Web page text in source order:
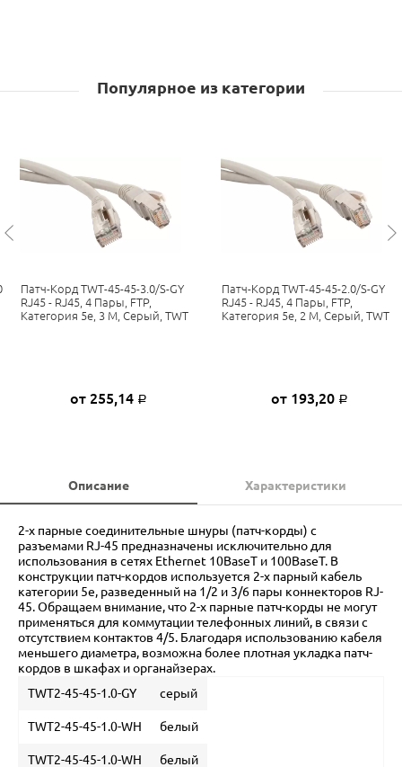
Популярное из категории
Патч-Корд TWT-45-45-3.0/S-GY
RJ45 - RJ45, 4 Пары, FTP,
Категория 5е, 3 М, Серый, TWT
от 255,14 Р
Патч-Корд TWT-45-45-2.0/S-GY
RJ45 - RJ45, 4 Пары, FTP,
Категория 5е, 2 М, Серый, TWT
от 193,20 Р
Описание Характеристики
2-х парные соединительные шнуры (патч-корды) с
разъемами RJ-45 предназначены исключительно для
использования в сетях Ethernet 10BaseT и 100BaseT. В
конструкции патч-кордов используется 2-х парный кабель
категории 5e, разведенный на 1/2 и 3/6 пары коннекторов RJ-
45. Обращаем внимание, что 2-х парные патч-корды не могут
применяться для коммутации телефонных линий, в связи с
отсутствием контактов 4/5. Благодаря использованию кабеля
меньшего диаметра, возможна более плотная укладка патч-
кордов в шкафах и органайзерах.
TWT2-45-45-1.0-GY
серый
TWT2-45-45-1.0-WH белый
TWT2-45-45-1.0-WH белый